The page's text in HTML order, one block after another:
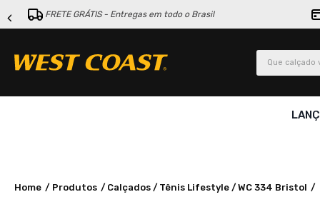
FRETE GRÁTIS - Entregas em todo o Brasil
Que calçado
Produtos Calçados Tênis Lifestyle WC 334 Bristol